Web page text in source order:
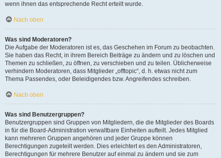
wenn ihnen das entsprechende Recht erteilt wurde.
Nach oben
Was sind Moderatoren?
Die Aufgabe der Moderatoren ist es, das Geschehen im Forum zu beobachten.
Sie haben das Recht, in ihrem Bereich Beiträge zu ändern und zu löschen und
Themen zu schließen, zu öffnen, zu verschieben und zu teilen. Üblicherweise
verhindern Moderatoren, dass Mitglieder „offtopic“, d. h. etwas nicht zum
Thema Passendes, oder Beleidigendes bzw. Angreifendes schreiben.
Nach oben
Was sind Benutzergruppen?
Benutzergruppen sind Gruppen von Mitgliedern, die die Mitglieder des Boards
in für die Board-Administration verwaltbare Einheiten aufteilt. Jedes Mitglied
kann mehreren Gruppen angehören und jeder Gruppe können
Berechtigungen zugeteilt werden. Dies erleichtert es den Administratoren,
Berechtigungen für mehrere Benutzer auf einmal zu ändern und sie zum